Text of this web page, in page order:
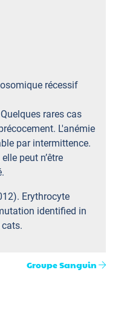
récessif
rares cas
L'anémie
par intermittence.
peut n’être
Erythrocyte
identified in
Groupe Sanguin